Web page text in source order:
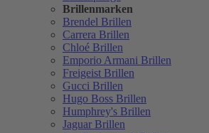
Brillenmarken
Brendel Brillen
Carrera Brillen
Chloé Brillen
Emporio Armani Brillen
Freigeist Brillen
Gucci Brillen
Hugo Boss Brillen
Humphrey's Brillen
Jaguar Brillen